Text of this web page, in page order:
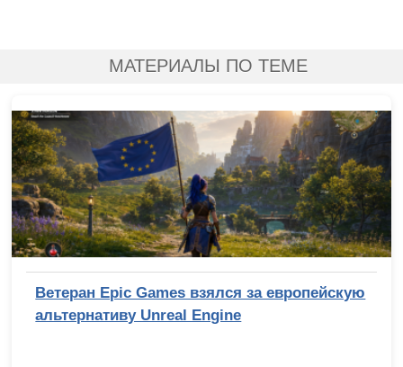
МАТЕРИАЛЫ ПО ТЕМЕ
Ветеран Epic Games взялся за европейскую
альтернативу Unreal Engine